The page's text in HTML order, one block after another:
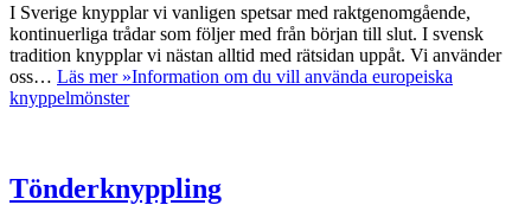
I Sverige knypplar vi vanligen spetsar med raktgenomgående,
kontinuerliga trådar som följer med från början till slut. I svensk
tradition knypplar vi nästan alltid med rätsidan uppåt. Vi använder
oss… Läs mer »Information om du vill använda europeiska
knyppelmönster
Tönderknyppling